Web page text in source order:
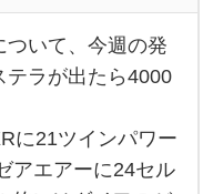
ついて、今週の発
テラが出たら4000
に21ツインパワー
アエアーに24セル